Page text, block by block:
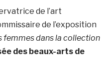
de l’art
de l’exposition
femmes dans la collection
des beaux-arts de